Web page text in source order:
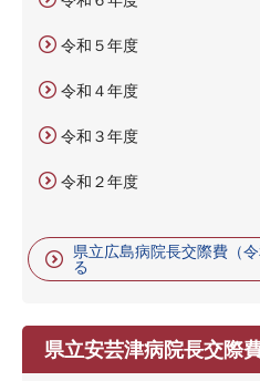
令和５年度
令和４年度
令和３年度
令和２年度
県立広島病院長交際費（
る
県立安芸津病院長交際